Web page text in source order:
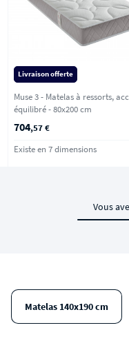
Livraison offerte
Muse 3 - Matelas à ressorts,
équilibré - 80x200 cm
704,57 €
Existe en 7 dimensions
Vous
Matelas 140x190 cm